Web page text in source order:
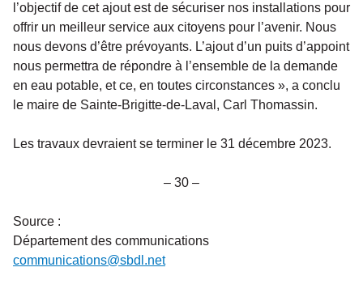
l’objectif de cet ajout est de sécuriser nos installations pour
offrir un meilleur service aux citoyens pour l’avenir. Nous
nous devons d’être prévoyants. L’ajout d’un puits d’appoint
nous permettra de répondre à l’ensemble de la demande
en eau potable, et ce, en toutes circonstances », a conclu
le maire de Sainte-Brigitte-de-Laval, Carl Thomassin.
Les travaux devraient se terminer le 31 décembre 2023.
– 30 –
Source :
Département des communications
communications@sbdl.net